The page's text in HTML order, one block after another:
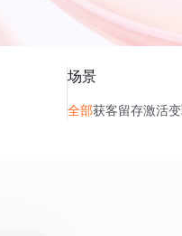
场景
全部获客留存激活